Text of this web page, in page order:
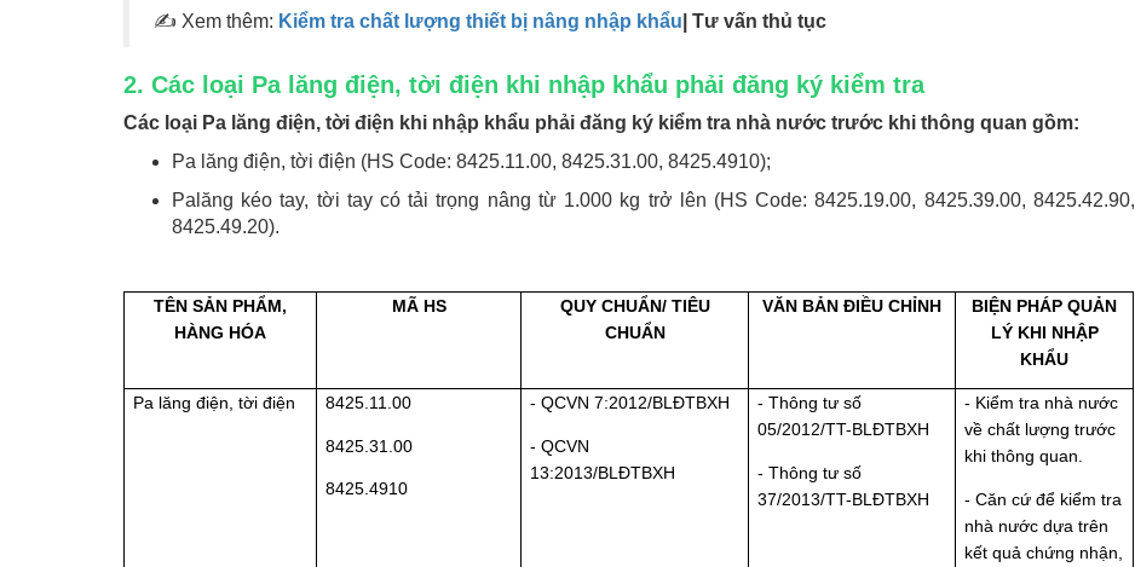
✍ Xem thêm: Kiểm tra chất lượng thiết bị nâng nhập khẩu | Tư vấn thủ tục
2. Các loại Pa lăng điện, tời điện khi nhập khẩu phải đăng ký kiểm tra
Các loại Pa lăng điện, tời điện khi nhập khẩu phải đăng ký kiểm tra nhà nước trước khi thông quan gồm:
Pa lăng điện, tời điện (HS Code: 8425.11.00, 8425.31.00, 8425.4910);
Palăng kéo tay, tời tay có tải trọng nâng từ 1.000 kg trở lên (HS Code: 8425.19.00, 8425.39.00, 8425.42.90,
8425.49.20).
TÊN SẢN PHẨM,
HÀNG HÓA
MÃ HS
QUY CHUẨN/ TIÊU
CHUẨN
VĂN BẢN ĐIỀU CHỈNH
BIỆN PHÁP QUẢN
LÝ KHI NHẬP
KHẨU
Pa lăng điện, tời điện 8425.11.00
8425.31.00
8425.4910
- QCVN 7:2012/BLĐTBXH
- QCVN
13:2013/BLĐTBXH
- Thông tư số
05/2012/TT-BLĐTBXH
- Thông tư số
37/2013/TT-BLĐTBXH
- Kiểm tra nhà nước
về chất lượng trước
khi thông quan.
- Căn cứ để kiểm tra
nhà nước dựa trên
kết quả chứng nhận,